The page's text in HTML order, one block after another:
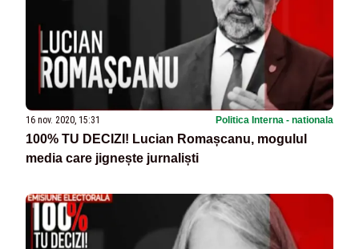
16 nov. 2020, 15:31 Politica Interna - nationala
100% TU DECIZI! Lucian Romașcanu, mogulul
media care jignește jurnaliști